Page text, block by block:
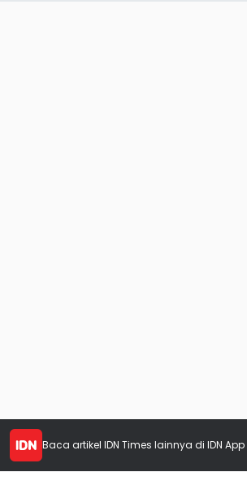
Baca artikel IDN Times lainnya di IDN App